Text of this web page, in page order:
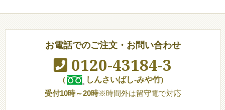
お電話でのご注文・お問い合わせ
0120-43184-3
(
しんさいばし-みや竹)
受付10時～20時※時間外は留守電で対応